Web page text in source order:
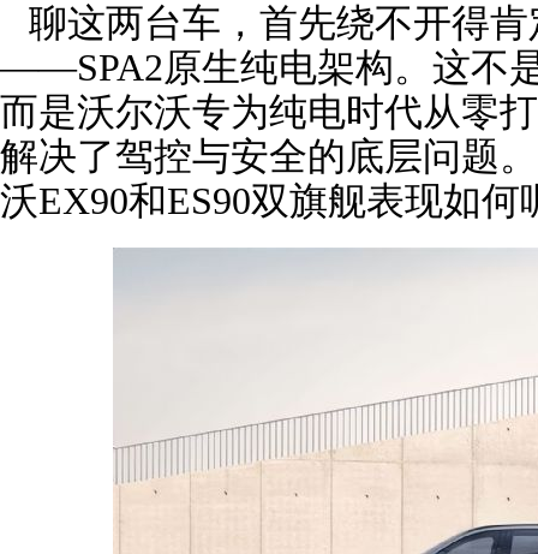
聊这两台车，首先绕不开得
——SPA2原生纯电架构。这不
而是沃尔沃专为纯电时代从零
解决了驾控与安全的底层问题
沃EX90和ES90双旗舰表现如何